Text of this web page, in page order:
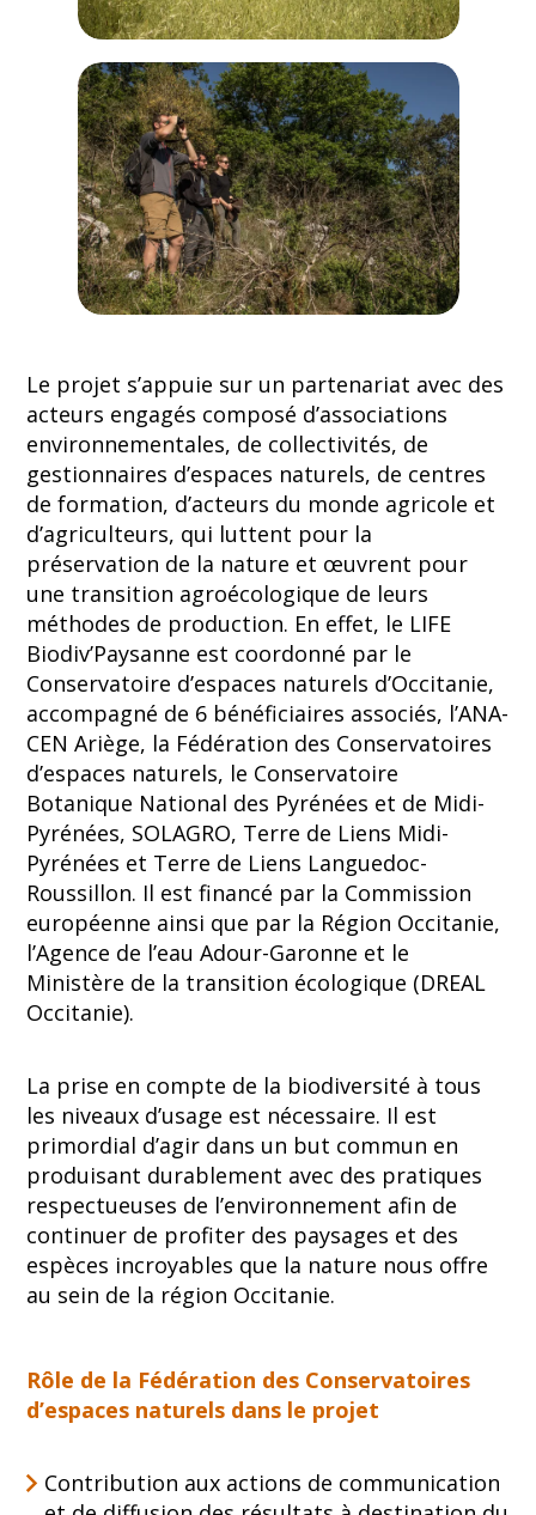
Le projet s’appuie sur un partenariat avec des
acteurs engagés composé d’associations
environnementales, de collectivités, de
gestionnaires d’espaces naturels, de centres
de formation, d’acteurs du monde agricole et
d’agriculteurs, qui luttent pour la
préservation de la nature et œuvrent pour
une transition agroécologique de leurs
méthodes de production. En effet, le LIFE
Biodiv’Paysanne est coordonné par le
Conservatoire d’espaces naturels d’Occitanie,
accompagné de 6 bénéficiaires associés, l’ANA-
CEN Ariège, la Fédération des Conservatoires
d’espaces naturels, le Conservatoire
Botanique National des Pyrénées et de Midi-
Pyrénées, SOLAGRO, Terre de Liens Midi-
Pyrénées et Terre de Liens Languedoc-
Roussillon. Il est financé par la Commission
européenne ainsi que par la Région Occitanie,
l’Agence de l’eau Adour-Garonne et le
Ministère de la transition écologique (DREAL
Occitanie).
La prise en compte de la biodiversité à tous
les niveaux d’usage est nécessaire. Il est
primordial d’agir dans un but commun en
produisant durablement avec des pratiques
respectueuses de l’environnement afin de
continuer de profiter des paysages et des
espèces incroyables que la nature nous offre
au sein de la région Occitanie.
Rôle de la Fédération des Conservatoires
d’espaces naturels dans le projet
Contribution aux actions de communication